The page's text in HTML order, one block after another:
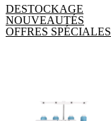
DESTOCKAGE
NOUVEAUTÉS
OFFRES SPÉCIALES